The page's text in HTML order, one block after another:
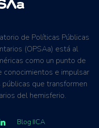
de Políticas Públicas
(OPSAa) está al
como un punto de
conocimientos e impulsar
que transformen
del hemisferio.
Blog IICA